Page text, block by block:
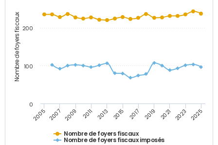
Nombre de foyers fiscaux
Nombre de foyers fiscaux
Nombre de foyers fiscaux imposés
2005 2007 2009 2011 2013 2015 2017 2019 2021 2023 2025
0
100
200